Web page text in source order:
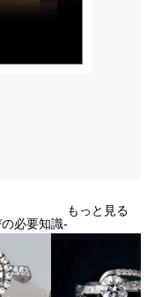
の必要知識-
もっと見る